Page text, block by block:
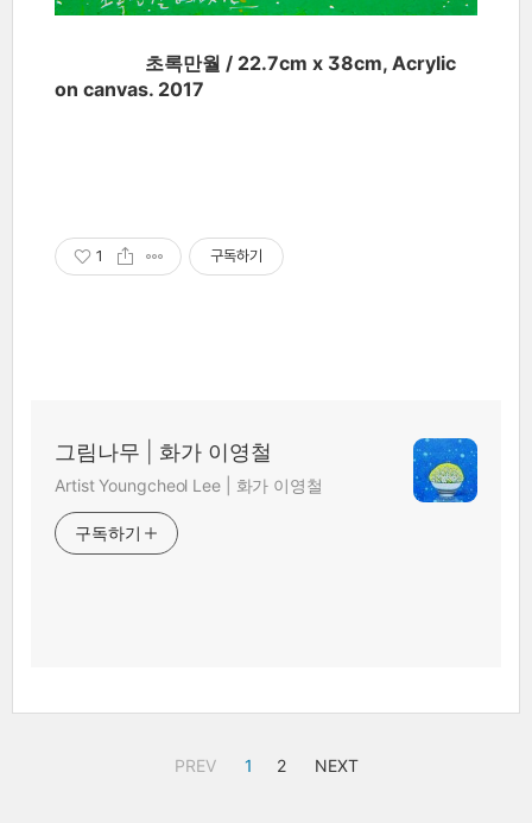
초록만월 / 22.7cm x 38cm, Acrylic
on canvas. 2017
1 구독하기
그림나무 | 화가 이영철
Artist Youngcheol Lee | 화가 이영철
구독하기
PREV 1 2 NEXT